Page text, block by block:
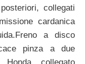
collegati
cardanica
a disco
pinza a due